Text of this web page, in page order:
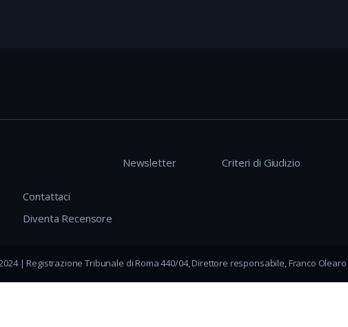
Contattaci
Diventa Recensore
Newsletter Criteri di Giudizio
| Registrazione Tribunale di Roma 440/04, Direttore responsabile, Franco Olearo